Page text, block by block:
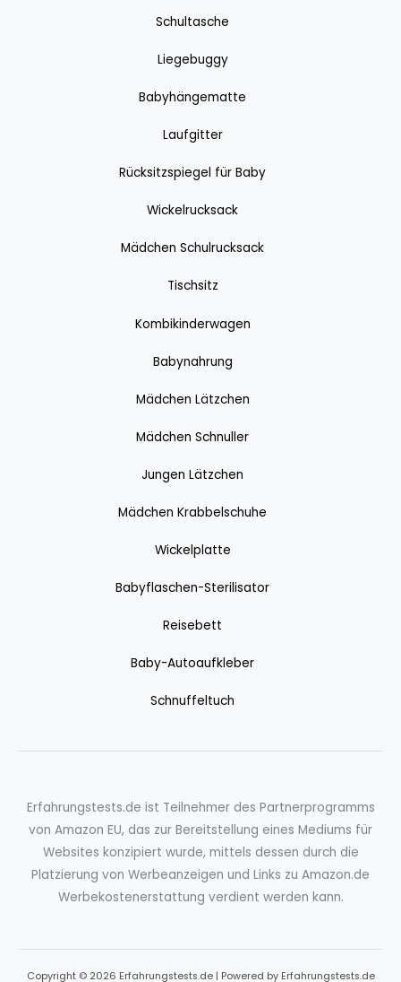
Schultasche
Liegebuggy
Babyhängematte
Laufgitter
Rücksitzspiegel für Baby
Wickelrucksack
Mädchen Schulrucksack
Tischsitz
Kombikinderwagen
Babynahrung
Mädchen Lätzchen
Mädchen Schnuller
Jungen Lätzchen
Mädchen Krabbelschuhe
Wickelplatte
Babyflaschen-Sterilisator
Reisebett
Baby-Autoaufkleber
Schnuffeltuch
Erfahrungstests.de ist Teilnehmer des Partnerprogramms
von Amazon EU, das zur Bereitstellung eines Mediums für
Websites konzipiert wurde, mittels dessen durch die
Platzierung von Werbeanzeigen und Links zu Amazon.de
Werbekostenerstattung verdient werden kann.
Copyright © 2026 Erfahrungstests.de | Powered by Erfahrungstests.de